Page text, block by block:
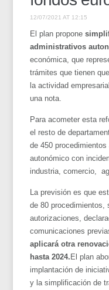
12/07/2021 AT 12:15
El plan propone
administrativos
económica, que
trámites que tienen
la actividad
una nota.
Para acometer esta
el resto de
de 450
autonómico con
industria, comercio,
La previsión es que
de 80 procedimientos,
autorizaciones,
comunicaciones
aplicará otra
hasta 2024.El plan
implantación de
y la simplificación de